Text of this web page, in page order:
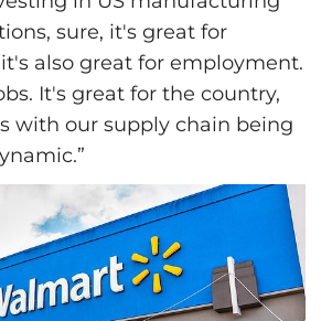
sure, it's great for
also great for employment.
It's great for the country,
with our supply chain being